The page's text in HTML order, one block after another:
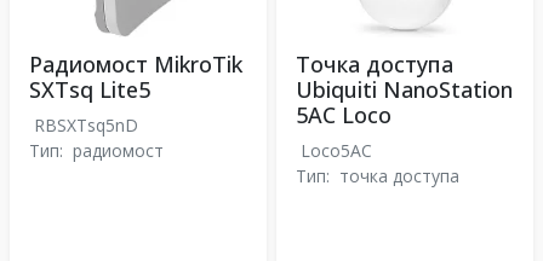
Радиомост MikroTik
SXTsq Lite5
RBSXTsq5nD
Тип: радиомост
Точка доступа
Ubiquiti NanoStation
5AC Loco
Loco5AC
Тип: точка доступа